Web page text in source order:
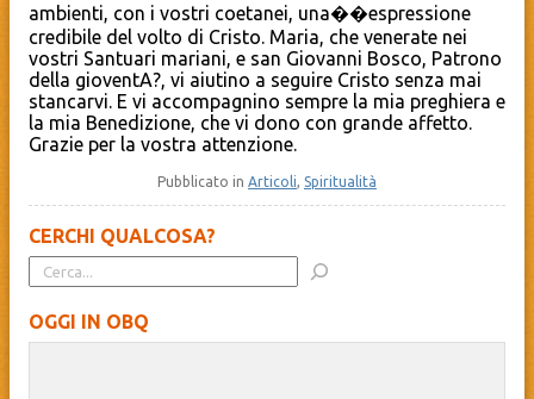
ambienti, con i vostri coetanei, una��espressione
credibile del volto di Cristo. Maria, che venerate nei
vostri Santuari mariani, e san Giovanni Bosco, Patrono
della gioventA?, vi aiutino a seguire Cristo senza mai
stancarvi. E vi accompagnino sempre la mia preghiera e
la mia Benedizione, che vi dono con grande affetto.
Grazie per la vostra attenzione.
Pubblicato in Articoli, Spiritualità
CERCHI QUALCOSA?
OGGI IN OBQ